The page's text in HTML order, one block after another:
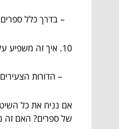
– בדרך כלל ספרים
10. איך זה משפיע על דורות צעירים?
– הדורות
אם נניח את כל
של ספרים? האם זה